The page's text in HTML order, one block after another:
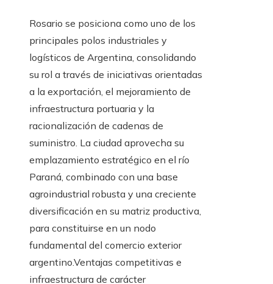
Rosario se posiciona como uno de los
principales polos industriales y
logísticos de Argentina, consolidando
su rol a través de iniciativas orientadas
a la exportación, el mejoramiento de
infraestructura portuaria y la
racionalización de cadenas de
suministro. La ciudad aprovecha su
emplazamiento estratégico en el río
Paraná, combinado con una base
agroindustrial robusta y una creciente
diversificación en su matriz productiva,
para constituirse en un nodo
fundamental del comercio exterior
argentino.Ventajas competitivas e
infraestructura de carácter